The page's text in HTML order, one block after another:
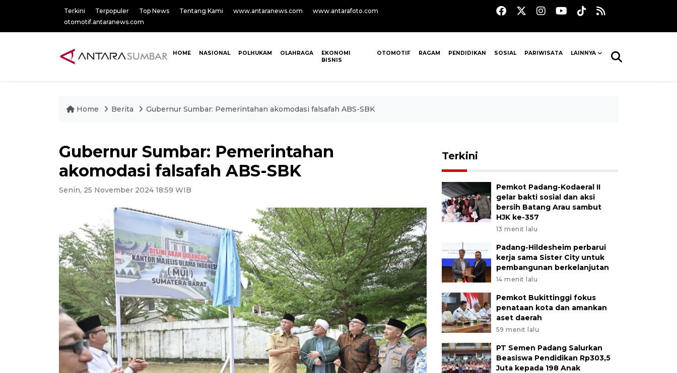
Terkini Terpopuler Top News Tentang Kami www.antaranews.com
www.antarafoto.com
otomotif.antaranews.com
HOME NASIONAL POLHUKAM OLAHRAGA
EKONOMI
BISNIS
OTOMOTIF RAGAM PENDIDIKAN SOSIAL PARIWISATA LAINNYA
Home Berita Gubernur Sumbar: Pemerintahan akomodasi falsafah ABS-SBK
Gubernur Sumbar: Pemerintahan
akomodasi falsafah ABS-SBK
Senin, 25 November 2024 18:59 WIB
Terkini
Pemkot Padang-Kodaeral II
gelar bakti sosial dan aksi
bersih Batang Arau sambut
HJK ke-357
13 menit lalu
Padang-Hildesheim perbarui
kerja sama Sister City untuk
pembangunan berkelanjutan
14 menit lalu
Pemkot Bukittinggi fokus
penataan kota dan amankan
aset daerah
59 menit lalu
PT Semen Padang Salurkan
Beasiswa Pendidikan Rp303,5
Juta kepada 198 Anak